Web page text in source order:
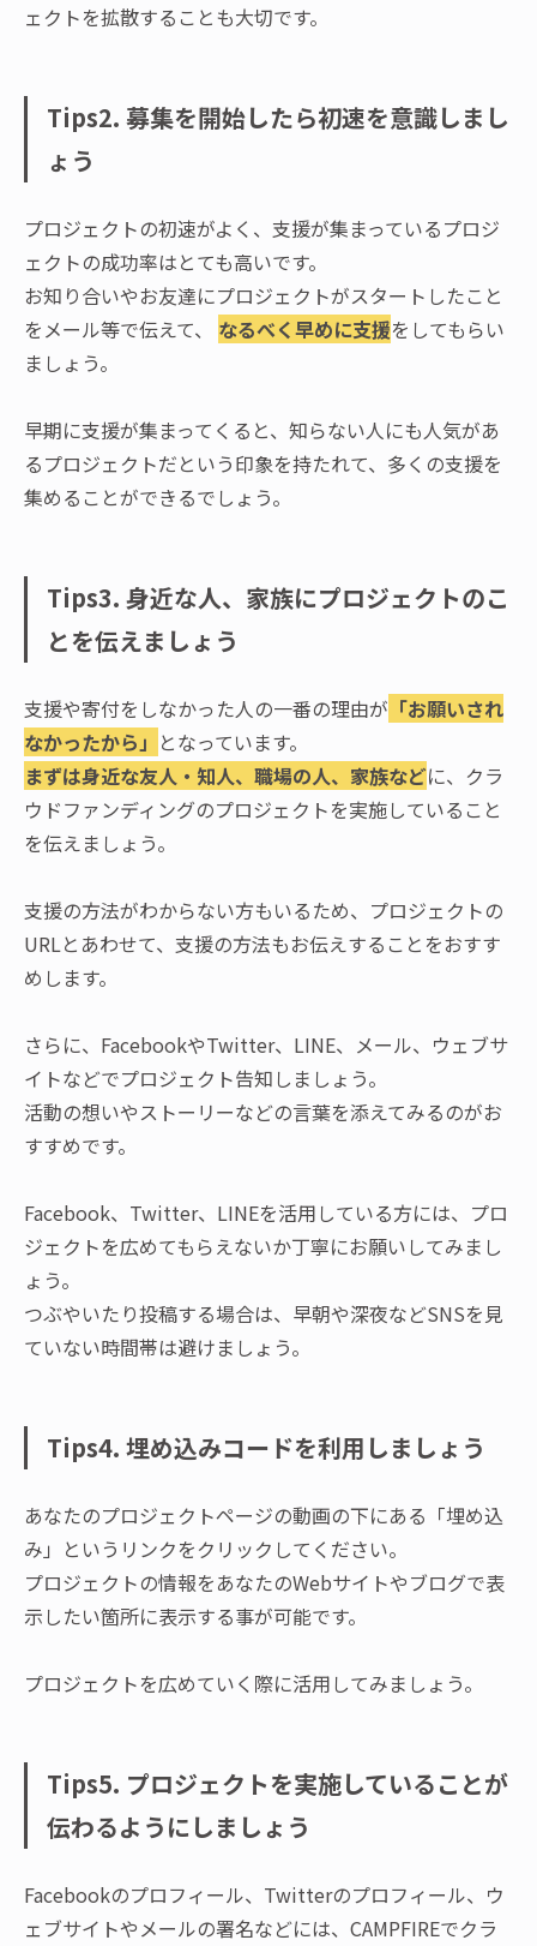
ェクトを拡散することも大切です。
Tips2. 募集を開始したら初速を意識しまし
ょう
プロジェクトの初速がよく、支援が集まっているプロジ
ェクトの成功率はとても高いです。
お知り合いやお友達にプロジェクトがスタートしたこと
をメール等で伝えて、 なるべく早めに支援をしてもらい
ましょう。
早期に支援が集まってくると、知らない人にも人気があ
るプロジェクトだという印象を持たれて、多くの支援を
集めることができるでしょう。
Tips3. 身近な人、家族にプロジェクトのこ
とを伝えましょう
支援や寄付をしなかった人の一番の理由が 「お願いされ
なかったから」 となっています。
まずは身近な友人・知人、職場の人、家族などに、クラ
ウドファンディングのプロジェクトを実施していること
を伝えましょう。
支援の方法がわからない方もいるため、プロジェクトの
URLとあわせて、支援の方法もお伝えすることをおすす
めします。
さらに、FacebookやTwitter、LINE、メール、ウェブサ
イトなどでプロジェクト告知しましょう。
活動の想いやストーリーなどの言葉を添えてみるのがお
すすめです。
Facebook、Twitter、LINEを活用している方には、プロ
ジェクトを広めてもらえないか丁寧にお願いしてみまし
ょう。
つぶやいたり投稿する場合は、早朝や深夜などSNSを見
ていない時間帯は避けましょう。
Tips4. 埋め込みコードを利用しましょう
あなたのプロジェクトページの動画の下にある「埋め込
み」というリンクをクリックしてください。
プロジェクトの情報をあなたのWebサイトやブログで表
示したい箇所に表示する事が可能です。
プロジェクトを広めていく際に活用してみましょう。
Tips5. プロジェクトを実施していることが
伝わるようにしましょう
Facebookのプロフィール、Twitterのプロフィール、ウ
ェブサイトやメールの署名などには、CAMPFIREでクラ